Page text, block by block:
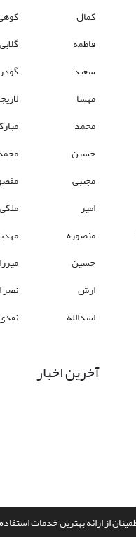
از ارائه بهترین خدمات
کمال
فاطمه
گلابی
سعید
مهسا
محمد
حسین
مجتبی
امیر
ملکی
منصوره
حسین
ارش
نصر
اسدالله
آخرین اخبار
و پیاده سازی ازسیناوب